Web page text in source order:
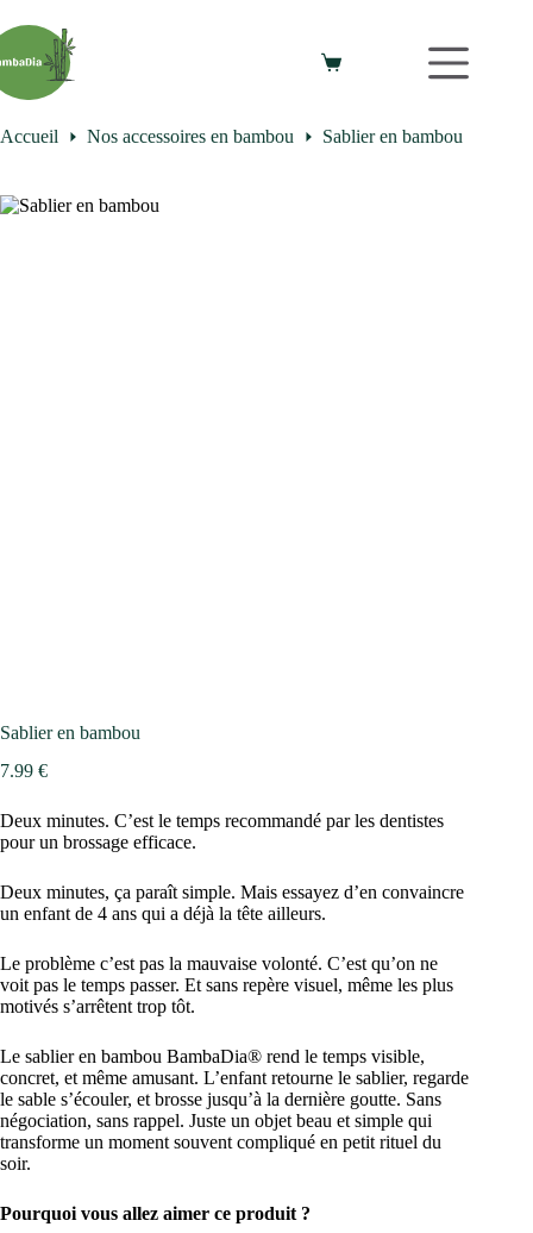
Accueil Nos accessoires en bambou Sablier en bambou
Sablier en bambou
7.99 €
Deux minutes. C’est le temps recommandé par les dentistes
pour un brossage efficace.
Deux minutes, ça paraît simple. Mais essayez d’en convaincre
un enfant de 4 ans qui a déjà la tête ailleurs.
Le problème c’est pas la mauvaise volonté. C’est qu’on ne
voit pas le temps passer. Et sans repère visuel, même les plus
motivés s’arrêtent trop tôt.
Le sablier en bambou BambaDia® rend le temps visible,
concret, et même amusant. L’enfant retourne le sablier, regarde
le sable s’écouler, et brosse jusqu’à la dernière goutte. Sans
négociation, sans rappel. Juste un objet beau et simple qui
transforme un moment souvent compliqué en petit rituel du
soir.
Pourquoi vous allez aimer ce produit ?